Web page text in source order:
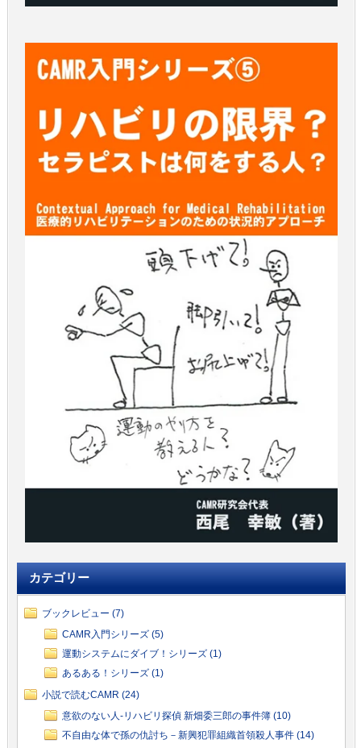
カテゴリー
ブックレビュー (7)
CAMR入門シリーズ (5)
運動システムにダイブ！シリーズ (1)
あるある！シリーズ (1)
小説で読むCAMR (24)
意欲のない人-リハビリ探偵 新畑委三郎の事件簿 (10)
不自由な体で孫の仇討ち－新興犯罪組織首領殺人事件 (14)